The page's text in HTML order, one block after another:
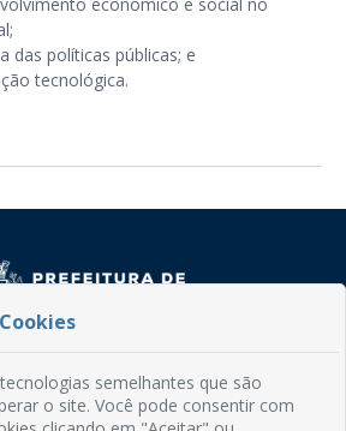
das políticas públicas; e
tecnológica.
78, Centro
- Mamanguape/PB
semelhantes que são
o site. Você pode consentir com